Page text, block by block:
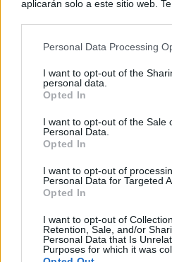
aplicarán solo a este sitio web.
rechazar tal procesamiento.
a este sitio y haciendo clic en el
parte inferior de la página web.
Please note that this website/
services and may gather and
not limited to your visit or usage
use your data for below
consent section.
Personal Data Processing
I want to opt-out of the
personal data.
Opted In
I want to opt-out of the Sale
Personal Data.
Opted In
I want to opt-out of
Personal Data for Targeted
Opted In
I want to opt-out of
Retention, Sale, and/or
Personal Data that Is
Purposes for which it was
¿Sabes qué baja tu ánimo?
Lo haces todos los días y